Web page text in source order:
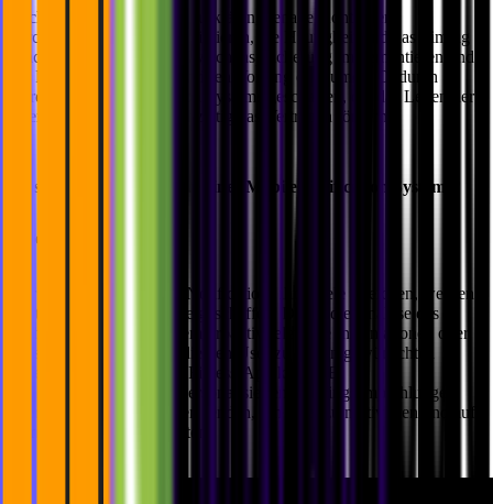
Wichtig ist also:
Die User aufklären, genaue Kontrollen
durchführen, den Inhalt optimieren, die Häufigkeit und das Timing
beachten, eine effiziente Zwischenspeicherung implementieren und
der Einhaltung von Vorschriften Vorrang einräumen. Dadurch
werden Mobile Notification Systems geschaffen, die das Leben der
User bereichern und gleichzeitig das Vertrauen fördern.
Was sind effektive Inhalte eines Mobile Notification Systems?
Eine Hilfe für User sein
Nur wenn User dank der Notifications ihre Ziele erreichen, werden
wertvolle Nutzererlebnisse geschaffen. Durch die Analyse des
Verhaltens kann das System proaktiv relevante Informationen oder
Vorschläge bereitstellen, die den User zu seinen gewünschten
Ergebnissen führen. Eine Fitness-App kann z.B.
Benachrichtigungen mit personalisierten Trainingsempfehlungen
oder Fortschrittsmeldungen senden, um User zu motivieren und auf
dem richtigen Weg zu halten.